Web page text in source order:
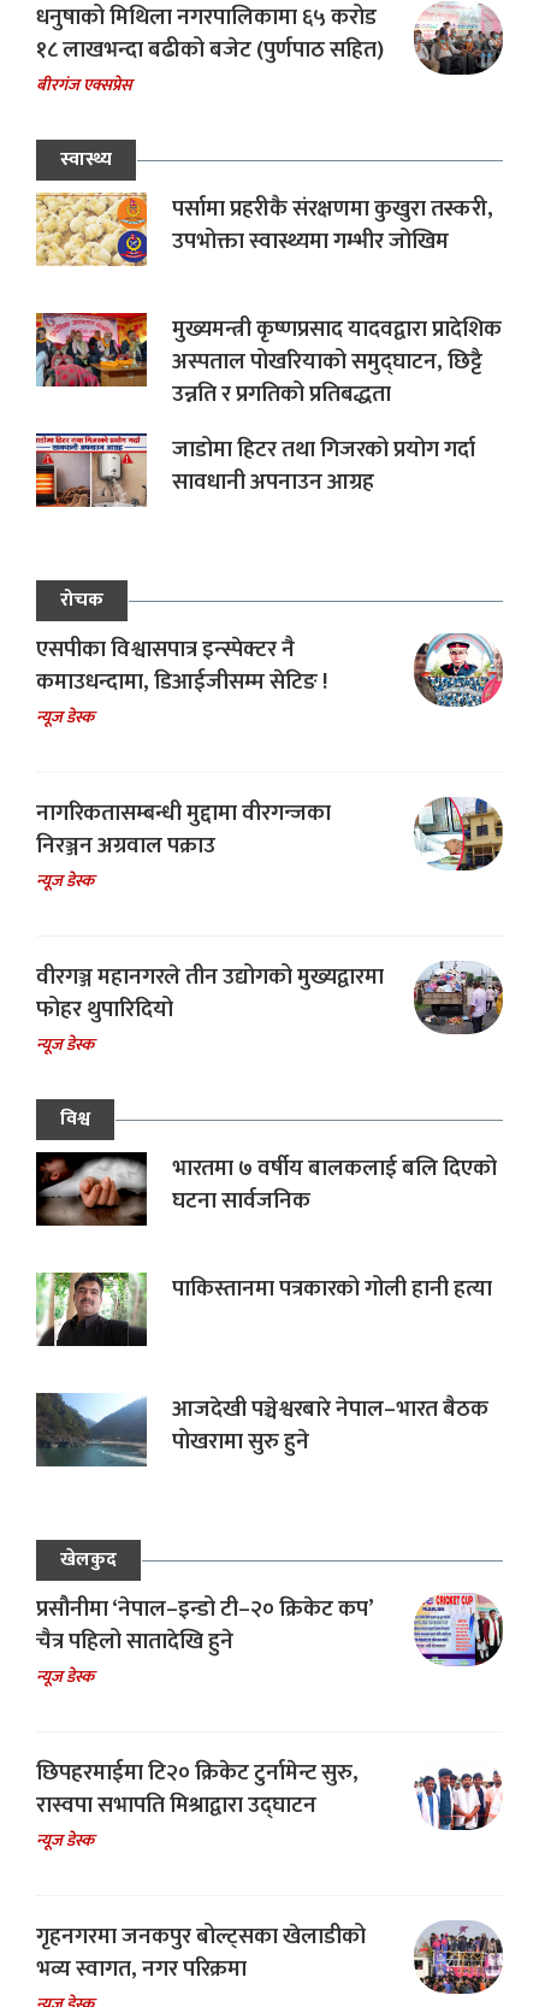
धनुषाको मिथिला नगरपालिकामा ६५ करोड
१८ लाखभन्दा बढीको बजेट (पुर्णपाठ सहित)
बीरगंज एक्सप्रेस
स्वास्थ्य
पर्सामा प्रहरीकै संरक्षणमा कुखुरा तस्करी,
उपभोक्ता स्वास्थ्यमा गम्भीर जोखिम
मुख्यमन्त्री कृष्णप्रसाद यादवद्वारा प्रादेशिक
अस्पताल पोखरियाको समुद्घाटन, छिट्टै
उन्नति र प्रगतिको प्रतिबद्धता
जाडोमा हिटर तथा गिजरको प्रयोग गर्दा
सावधानी अपनाउन आग्रह
रोचक
एसपीका विश्वासपात्र इन्स्पेक्टर नै
कमाउधन्दामा, डिआईजीसम्म सेटिङ !
न्यूज डेस्क
नागरिकतासम्बन्धी मुद्दामा वीरगन्जका
निरञ्जन अग्रवाल पक्राउ
न्यूज डेस्क
वीरगञ्ज महानगरले तीन उद्योगको मुख्यद्वारमा
फोहर थुपारिदियो
न्यूज डेस्क
विश्व
भारतमा ७ वर्षीय बालकलाई बलि दिएको
घटना सार्वजनिक
पाकिस्तानमा पत्रकारको गोली हानी हत्या
आजदेखी पञ्चेश्वरबारे नेपाल–भारत बैठक
पोखरामा सुरु हुने
खेलकुद
प्रसौनीमा ‘नेपाल–इन्डो टी–२० क्रिकेट कप’
चैत्र पहिलो सातादेखि हुने
न्यूज डेस्क
छिपहरमाईमा टि२० क्रिकेट टुर्नामेन्ट सुरु,
रास्वपा सभापति मिश्राद्वारा उद्घाटन
न्यूज डेस्क
गृहनगरमा जनकपुर बोल्ट्सका खेलाडीको
भव्य स्वागत, नगर परिक्रमा